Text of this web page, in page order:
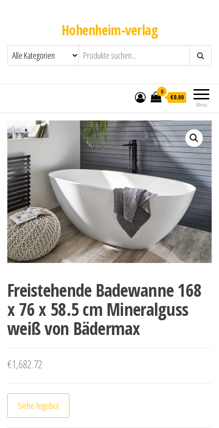
Hohenheim-verlag
Menü
0
€0.00
Freistehende Badewanne 168
x 76 x 58.5 cm Mineralguss
weiß von Bädermax
€1,682.72
Siehe Angebot